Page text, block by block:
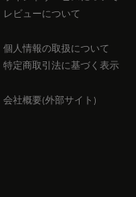
レビューについて
個人情報の取扱について
特定商取引法に基づく表示
会社概要(外部サイト)